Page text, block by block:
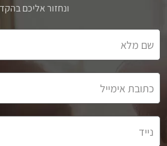
ונחזור אליכם